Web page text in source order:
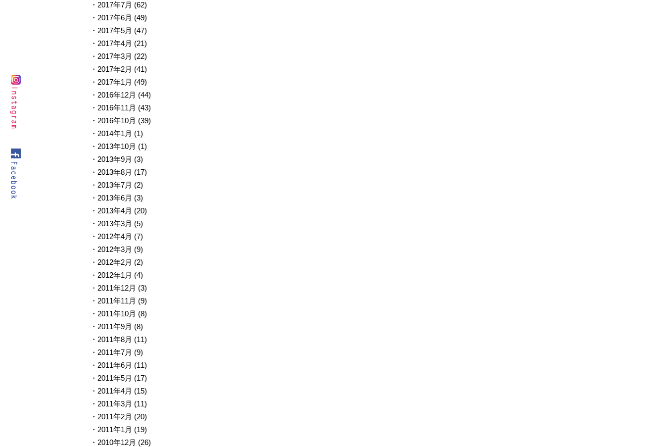
2017年7月 (62)
2017年6月 (49)
2017年5月 (47)
2017年4月 (21)
2017年3月 (22)
2017年2月 (41)
2017年1月 (49)
2016年12月 (44)
2016年11月 (43)
2016年10月 (39)
2014年1月 (1)
2013年10月 (1)
2013年9月 (3)
2013年8月 (17)
2013年7月 (2)
2013年6月 (3)
2013年4月 (20)
2013年3月 (5)
2012年4月 (7)
2012年3月 (9)
2012年2月 (2)
2012年1月 (4)
2011年12月 (3)
2011年11月 (9)
2011年10月 (8)
2011年9月 (8)
2011年8月 (11)
2011年7月 (9)
2011年6月 (11)
2011年5月 (17)
2011年4月 (15)
2011年3月 (11)
2011年2月 (20)
2011年1月 (19)
2010年12月 (26)